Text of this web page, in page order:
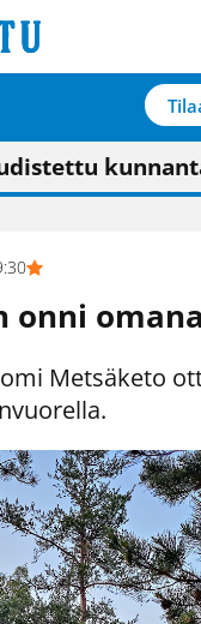
pitäisi näkyä hieman parempana
kunnantalo
käynnistämässä uudelleen
totuttu elämään
onni
Metsäketo